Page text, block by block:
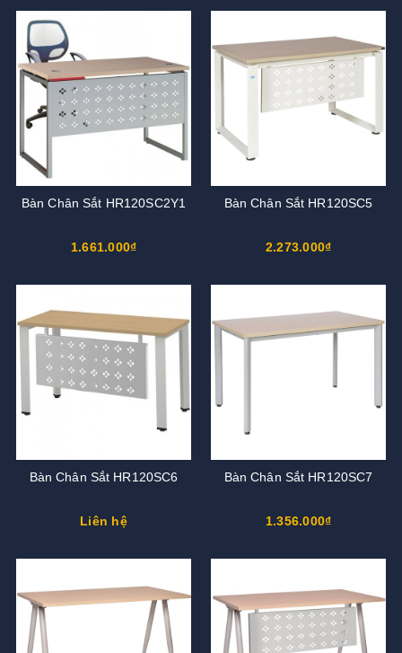
Bàn Chân Sắt HR120SC2Y1
1.661.000₫
Bàn Chân Sắt HR120SC5
2.273.000₫
Bàn Chân Sắt HR120SC6
Liên hệ
Bàn Chân Sắt HR120SC7
1.356.000₫